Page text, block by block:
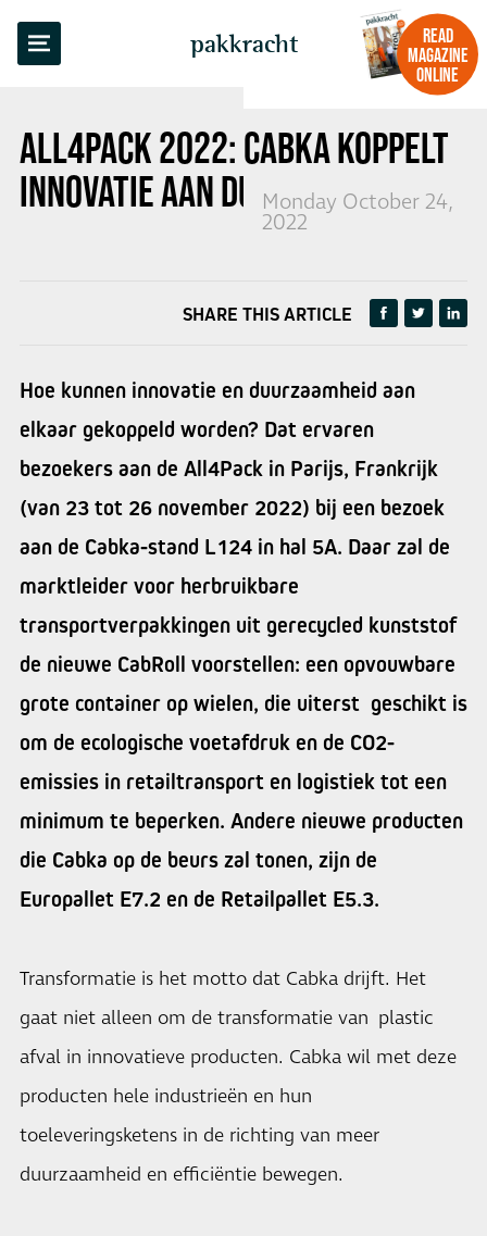
pakkracht
READ
MAGAZINE
ONLINE
ALL4PACK 2022: CABKA KOPPELT
INNOVATIE AAN DUURZAAMHEID
Monday October 24,
2022
BACK TO OVERVIEW
SHARE THIS ARTICLE
Hoe kunnen innovatie en duurzaamheid aan
elkaar gekoppeld worden? Dat ervaren
bezoekers aan de All4Pack in Parijs, Frankrijk
(van 23 tot 26 november 2022) bij een bezoek
aan de Cabka-stand L124 in hal 5A. Daar zal de
marktleider voor herbruikbare
transportverpakkingen uit gerecycled kunststof
de nieuwe CabRoll voorstellen: een opvouwbare
grote container op wielen, die uiterst geschikt is
om de ecologische voetafdruk en de CO2-
emissies in retailtransport en logistiek tot een
minimum te beperken. Andere nieuwe producten
die Cabka op de beurs zal tonen, zijn de
Europallet E7.2 en de Retailpallet E5.3.
Transformatie is het motto dat Cabka drijft. Het
gaat niet alleen om de transformatie van plastic
afval in innovatieve producten. Cabka wil met deze
producten hele industrieën en hun
toeleveringsketens in de richting van meer
duurzaamheid en efficiëntie bewegen.